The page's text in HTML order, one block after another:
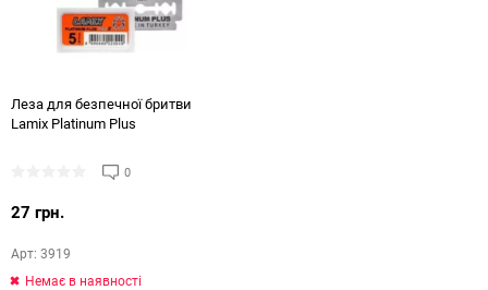
Леза для безпечної бритви
Lamix Platinum Plus
0
27 грн.
Арт: 3919
Немає в наявності